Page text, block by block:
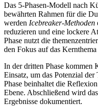
Das 5-Phasen-Modell nach
bewährten Rahmen für die
werden Icebreaker-Methoden
reduzieren und eine lockere
Phase nutzt die
den Fokus auf das
In der dritten Phase
Einsatz, um das Potenzial
Phase beinhaltet die
Ebene. Abschließend wird
Ergebnisse dokumentiert.